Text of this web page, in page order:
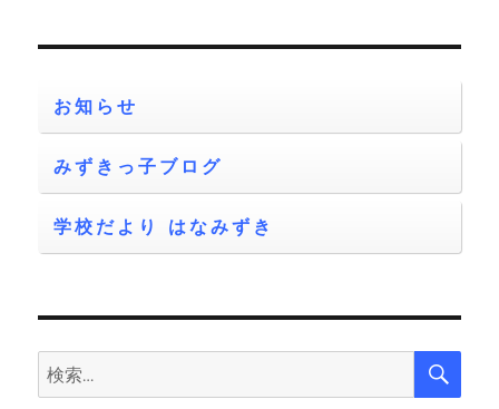
ン
お知らせ
みずきっ子ブログ
学校だより はなみずき
検
索:
検